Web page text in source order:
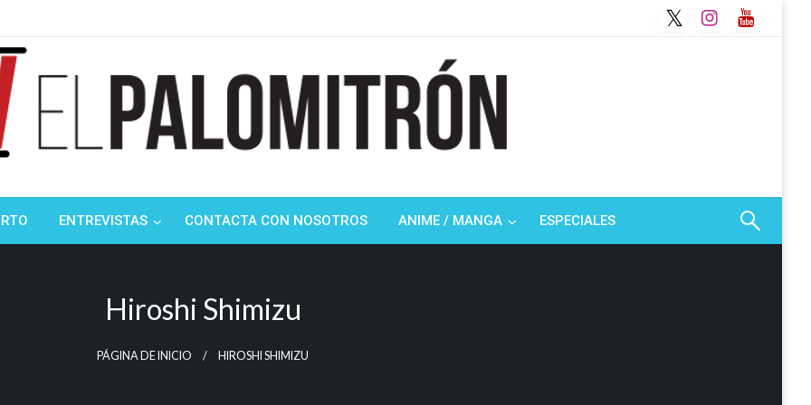
ENTREVISTAS CONTACTA CON NOSOTROS ANIME / MANGA ESPECIALES
Hiroshi Shimizu
PÁGINA DE INICIO HIROSHI SHIMIZU